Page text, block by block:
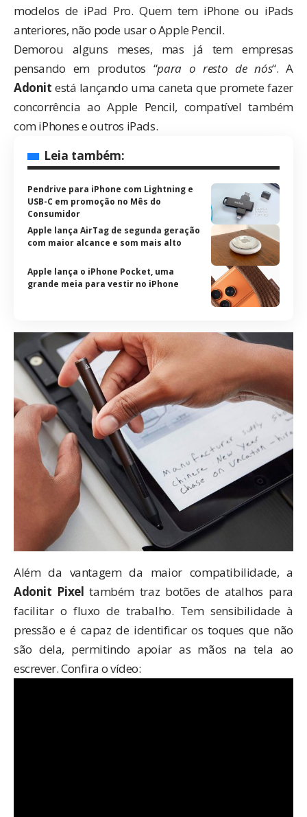
modelos de iPad Pro. Quem tem iPhone ou iPads
anteriores, não pode usar o Apple Pencil.
Demorou alguns meses, mas já tem empresas
pensando em produtos “para o resto de nós“. A
Adonit está lançando uma caneta que promete fazer
concorrência ao Apple Pencil, compatível também
com iPhones e outros iPads.
Leia também:
Pendrive para iPhone com Lightning e
USB-C em promoção no Mês do
Consumidor
Apple lança AirTag de segunda geração
com maior alcance e som mais alto
Apple lança o iPhone Pocket, uma
grande meia para vestir no iPhone
Além da vantagem da maior compatibilidade, a
Adonit Pixel também traz botões de atalhos para
facilitar o fluxo de trabalho. Tem sensibilidade à
pressão e é capaz de identificar os toques que não
são dela, permitindo apoiar as mãos na tela ao
escrever. Confira o vídeo: